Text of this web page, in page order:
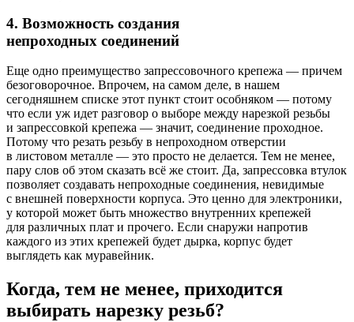
4. Возможность создания
непроходных соединений
Еще одно преимущество запрессовочного крепежа — причем
безоговорочное. Впрочем, на самом деле, в нашем
сегодняшнем списке этот пункт стоит особняком — потому
что если уж идет разговор о выборе между нарезкой резьбы
и запрессовкой крепежа — значит, соединение проходное.
Потому что резать резьбу в непроходном отверстии
в листовом металле — это просто не делается. Тем не менее,
пару слов об этом сказать всё же стоит. Да, запрессовка втулок
позволяет создавать непроходные соединения, невидимые
с внешней поверхности корпуса. Это ценно для электроники,
у которой может быть множество внутренних крепежей
для различных плат и прочего. Если снаружи напротив
каждого из этих крепежей будет дырка, корпус будет
выглядеть как муравейник.
Когда, тем не менее, приходится
выбирать нарезку резьб?